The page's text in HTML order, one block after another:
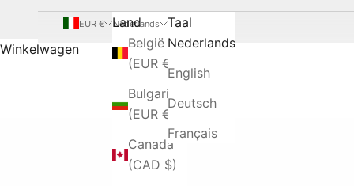
EUR €
Land
België
(EUR €)
Bulgarije
(EUR €)
Canada
(CAD $)
Nederlands
Taal
Nederlands
English
Deutsch
Français
Winkelwagen